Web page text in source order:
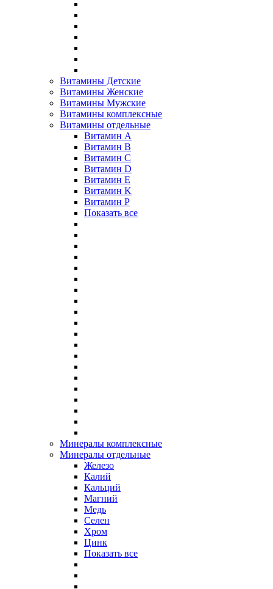
Витамины Детские
Витамины Женские
Витамины Мужские
Витамины комплексные
Витамины отдельные
Витамин A
Витамин B
Витамин C
Витамин D
Витамин E
Витамин K
Витамин P
Показать все
Минералы комплексные
Минералы отдельные
Железо
Калий
Кальций
Магний
Медь
Селен
Хром
Цинк
Показать все